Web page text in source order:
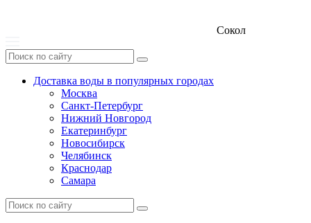
Сокол
Доставка воды в популярных городах
Москва
Санкт-Петербург
Нижний Новгород
Екатеринбург
Новосибирск
Челябинск
Краснодар
Самара